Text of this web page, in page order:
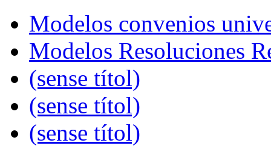
Modelos convenios
Modelos Resoluciones
(sense títol)
(sense títol)
(sense títol)